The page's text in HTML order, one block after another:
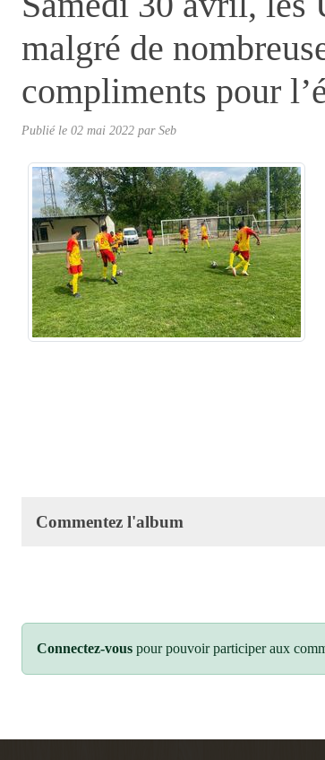
malgré de
compliments pour
Publié le 02 mai 2022 parSeb
Commentez l'album
Connectez-vous pour pouvoir participer aux